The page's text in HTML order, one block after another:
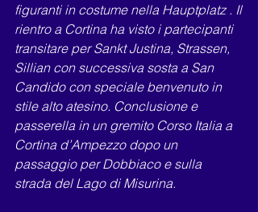
figuranti in costume nella Hauptplatz . Il
rientro a Cortina ha visto i partecipanti
transitare per Sankt Justina, Strassen,
Sillian con successiva sosta a San
Candido con speciale benvenuto in
stile alto atesino. Conclusione e
passerella in un gremito Corso Italia a
Cortina d’Ampezzo dopo un
passaggio per Dobbiaco e sulla
strada del Lago di Misurina.